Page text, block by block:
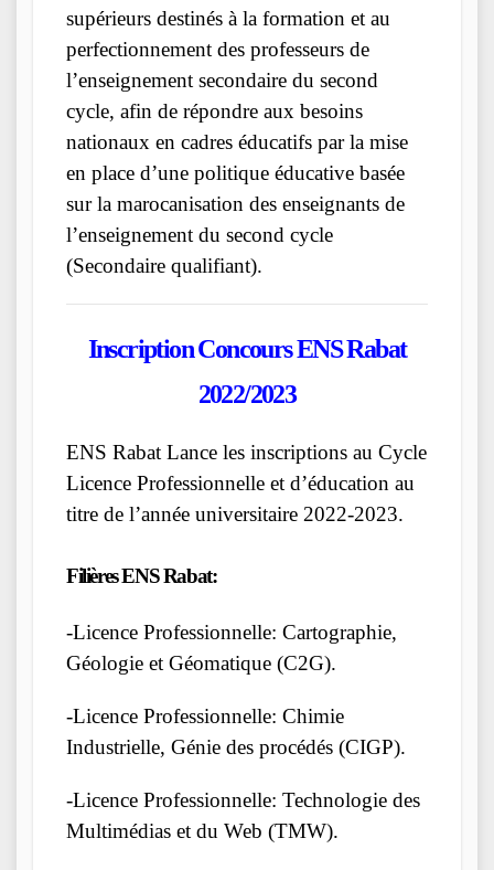
supérieurs destinés à la formation et au
perfectionnement des professeurs de
l’enseignement secondaire du second
cycle, afin de répondre aux besoins
nationaux en cadres éducatifs par la mise
en place d’une politique éducative basée
sur la marocanisation des enseignants de
l’enseignement du second cycle
(Secondaire qualifiant).
Inscription Concours ENS Rabat
2022/2023
ENS Rabat Lance les inscriptions au Cycle
Licence Professionnelle et d’éducation au
titre de l’année universitaire 2022-2023.
Filières ENS Rabat:
-Licence Professionnelle: Cartographie,
Géologie et Géomatique (C2G).
-Licence Professionnelle: Chimie
Industrielle, Génie des procédés (CIGP).
-Licence Professionnelle: Technologie des
Multimédias et du Web (TMW).